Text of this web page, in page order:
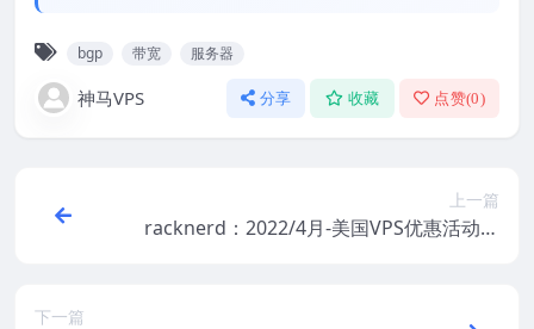
bgp 带宽 服务器
神马VPS 分享 收藏 点赞(0)
上一篇
racknerd：2022/4月-美国VPS优惠活动，
下一篇